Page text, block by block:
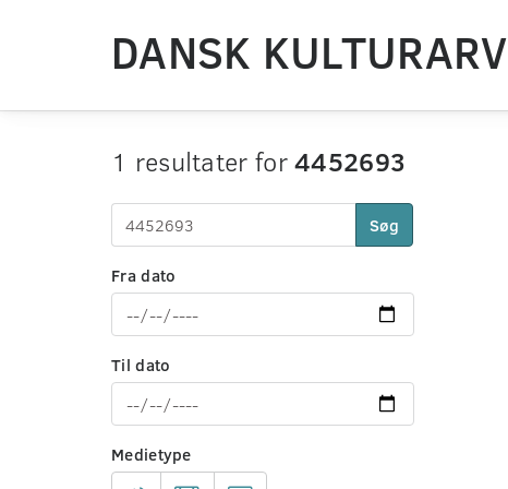
DANSK KULTURARV
1 resultater for4452693
Søg
Fra dato
Til dato
Medietype